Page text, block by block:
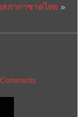
สภากาชาดไทย »